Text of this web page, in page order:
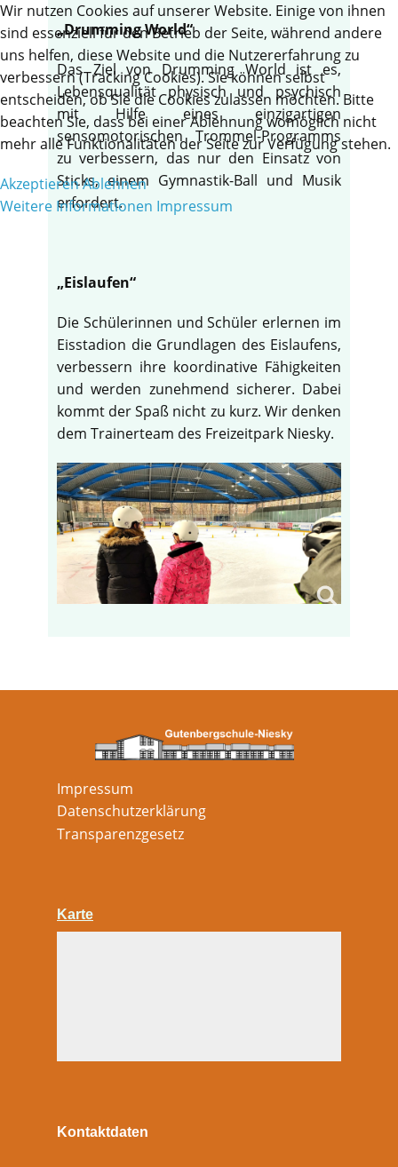
„Drumming World“
Das Ziel von Drumming World ist es,
Lebensqualität physisch und psychisch
mit Hilfe eines einzigartigen
sensomotorischen Trommel-Programms
zu verbessern, das nur den Einsatz von
Sticks, einem Gymnastik-Ball und Musik
erfordert.
„Eislaufen“
Die Schülerinnen und Schüler erlernen im
Eisstadion die Grundlagen des Eislaufens,
verbessern ihre koordinative Fähigkeiten
und werden zunehmend sicherer. Dabei
kommt der Spaß nicht zu kurz. Wir denken
dem Trainerteam des Freizeitpark Niesky.
Impressum
Datenschutzerklärung
Transparenzgesetz
Karte
Kontaktdaten
Wir nutzen Cookies auf unserer Website. Einige von ihnen
sind essenziell für den Betrieb der Seite, während andere
uns helfen, diese Website und die Nutzererfahrung zu
verbessern (Tracking Cookies). Sie können selbst
entscheiden, ob Sie die Cookies zulassen möchten. Bitte
beachten Sie, dass bei einer Ablehnung womöglich nicht
mehr alle Funktionalitäten der Seite zur Verfügung stehen.
AkzeptierenAblehnen
Weitere Informationen Impressum